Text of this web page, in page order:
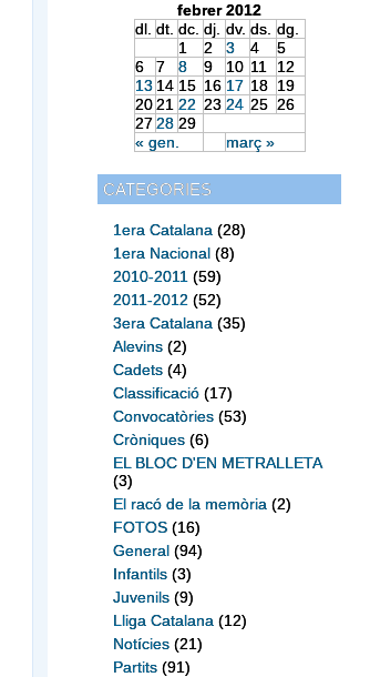
febrer 2012
dl. dt. dc. dj. dv. ds. dg.
« gen. març »
1 2 3 4
5
6
7 8 9 10 11
12
13 14 15 16 17 18 19
20 21 22 23 24 25 26
27 28 29
CATEGORIES
1era Catalana (28)
1era Nacional (8)
2010-2011 (59)
2011-2012 (52)
3era Catalana (35)
Alevins (2)
Cadets (4)
Classificació (17)
Convocatòries (53)
Cròniques (6)
EL BLOC D'EN METRALLETA
(3)
El racó de la memòria (2)
FOTOS (16)
General (94)
Infantils (3)
Juvenils (9)
Lliga Catalana (12)
Notícies (21)
Partits (91)